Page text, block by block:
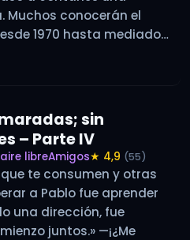
Muchos conocerán el
1970 hasta mediados
a medio construir
sin
– Parte IV
libreAmigos★ 4,9 (55)
que te consumen y otras
a Pablo fue aprender
una dirección, fue
juntos.» —¡¿Me